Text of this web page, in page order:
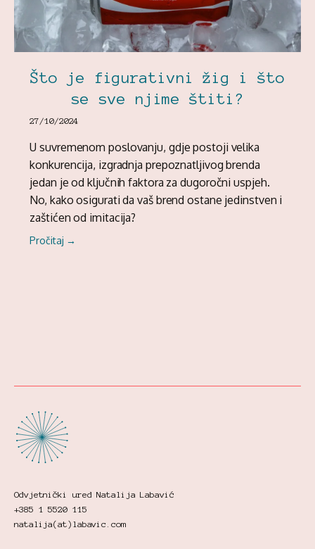
Što je figurativni žig i što
se sve njime štiti?
27/10/2024
U suvremenom poslovanju, gdje postoji velika
konkurencija, izgradnja prepoznatljivog brenda
jedan je od ključnih faktora za dugoročni uspjeh.
No, kako osigurati da vaš brend ostane jedinstven i
zaštićen od imitacija?
Pročitaj →
Odvjetnički ured Natalija Labavić
+385 1 5520 115
natalija(at)labavic.com